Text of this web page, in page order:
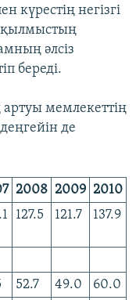
күрестің негізгі
қылмыстың
әлсіз
береді.
мемлекеттің
де
2008 2009 2010
127.5 121.7 137.9
52.7 49.0
60.0